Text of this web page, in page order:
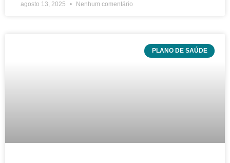
agosto 13, 2025 Nenhum comentário
PLANO DE SAÚDE